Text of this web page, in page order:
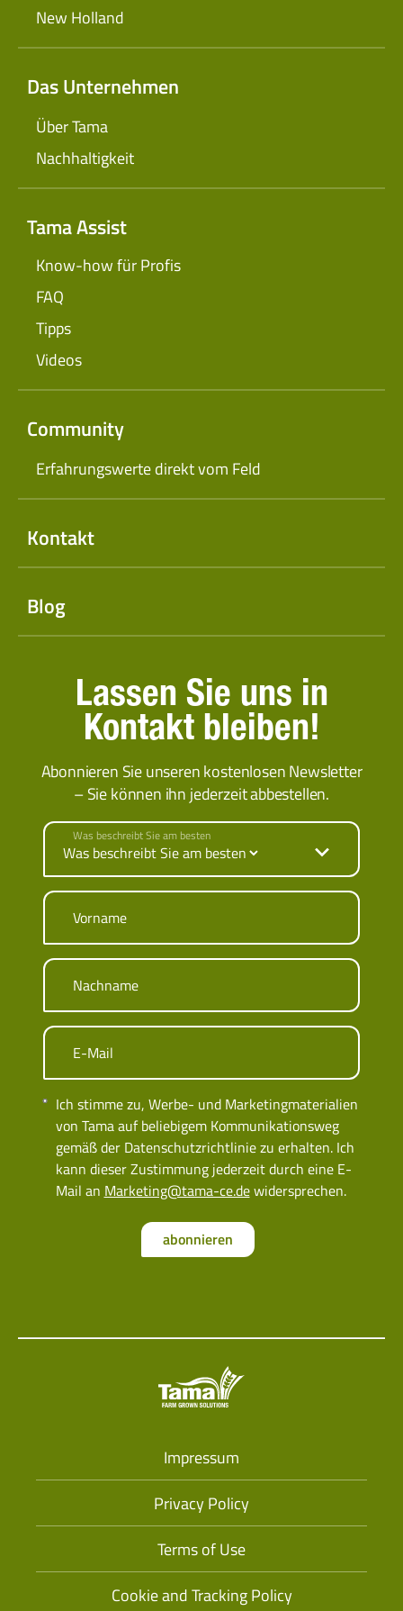
New Holland
Das Unternehmen
Über Tama
Nachhaltigkeit
Tama Assist
Know-how für Profis
FAQ
Tipps
Videos
Community
Erfahrungswerte direkt vom Feld
Kontakt
Blog
Lassen Sie uns in
Kontakt bleiben!
Abonnieren Sie unseren kostenlosen Newsletter
– Sie können ihn jederzeit abbestellen.
Was beschreibt Sie am besten
Vorname
Nachname
E-Mail
Ich stimme zu, Werbe- und Marketingmaterialien
von Tama auf beliebigem Kommunikationsweg
gemäß der Datenschutzrichtlinie zu erhalten. Ich
kann dieser Zustimmung jederzeit durch eine E-
Mail an Marketing@tama-ce.dewidersprechen.
abonnieren
Impressum
Privacy Policy
Terms of Use
Cookie and Tracking Policy